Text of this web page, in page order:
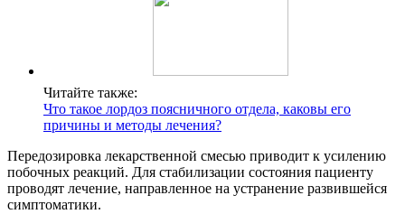
Читайте также:
Что такое лордоз поясничного отдела, каковы его
причины и методы лечения?
Передозировка лекарственной смесью приводит к усилению
побочных реакций. Для стабилизации состояния пациенту
проводят лечение, направленное на устранение развившейся
симптоматики.